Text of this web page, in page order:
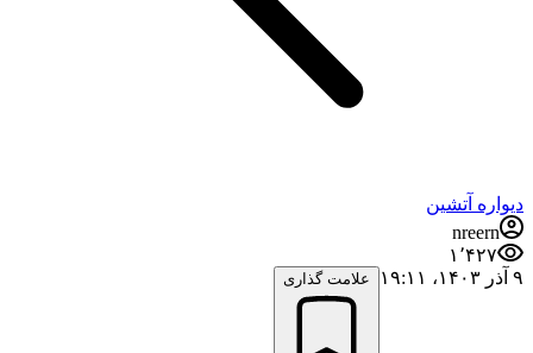
دیواره آتشین
nreern
۱٬۴۲۷
۹ آذر ۱۴۰۳،‏ ۱۹:۱۱
علامت گذاری